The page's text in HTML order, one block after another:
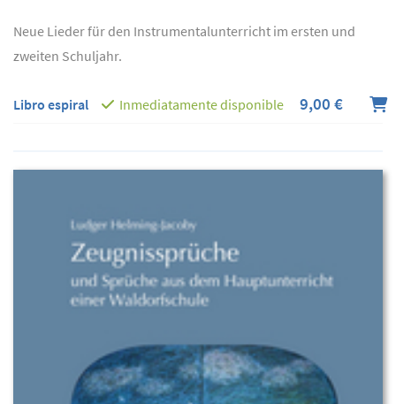
Neue Lieder für den Instrumentalunterricht im ersten und
zweiten Schuljahr.
Libro espiral Inmediatamente disponible 9,00 €